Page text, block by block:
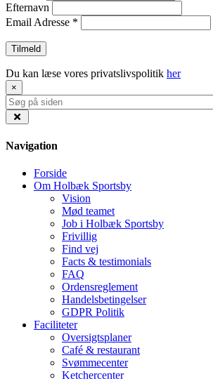
Efternavn
Email Adresse *
Du kan læse vores privatslivspolitik her
×
Navigation
Forside
Om Holbæk Sportsby
Vision
Mød teamet
Job i Holbæk Sportsby
Frivillig
Find vej
Facts & testimonials
FAQ
Ordensreglement
Handelsbetingelser
GDPR Politik
Faciliteter
Oversigtsplaner
Café & restaurant
Svømmecenter
Ketchercenter